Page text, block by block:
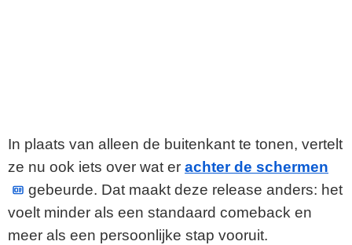
In plaats van alleen de buitenkant te tonen, vertelt
ze nu ook iets over wat er achter de schermen
gebeurde. Dat maakt deze release anders: het
voelt minder als een standaard comeback en
meer als een persoonlijke stap vooruit.